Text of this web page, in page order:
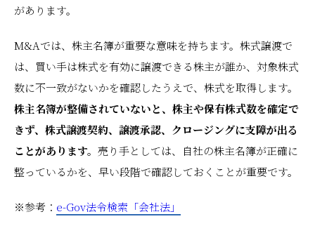
があります。
M&Aでは、株主名簿が重要な意味を持ちます。株式譲渡で
は、買い手は株式を有効に譲渡できる株主が誰か、対象株式
数に不一致がないかを確認したうえで、株式を取得します。
株主名簿が整備されていないと、株主や保有株式数を確定で
きず、株式譲渡契約、譲渡承認、クロージングに支障が出る
ことがあります。 売り手としては、自社の株主名簿が正確に
整っているかを、早い段階で確認しておくことが重要です。
※参考： e-Gov法令検索「会社法」